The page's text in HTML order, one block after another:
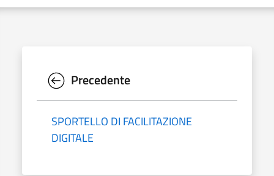
Precedente
SPORTELLO DI FACILITAZIONE
DIGITALE